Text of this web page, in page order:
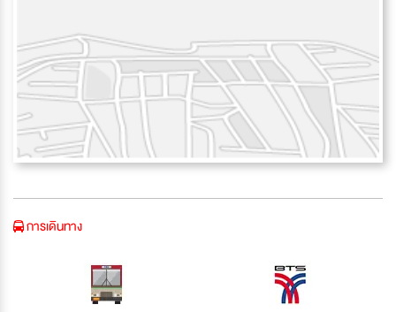
การเดินทาง